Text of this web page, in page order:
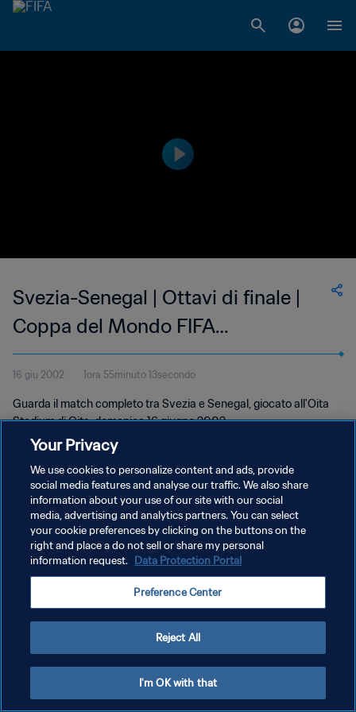
Svezia-Senegal | Ottavi di finale |
Coppa del Mondo FIFA
Corea/Giappone 2002 | Match
completo
16 giu 2002 1ora 55minuto 13secondo
Guarda il match completo tra Svezia e Senegal, giocato all'Oita
Stadium di Oita, domenica 16 giugno 2002.
PRIVACY POLICY
TERMINI DI SERVIZIO
GESTISCI LE TUE PREFERENZE PER I COOKIES
Your Privacy
We use cookies to personalize content and ads, provide
social media features and analyse our traffic. We also share
information about your use of our site with our social
media, advertising and analytics partners. You can select
your cookie preferences by clicking on the buttons on the
right and place a do not sell or share my personal
information request. Data Protection Portal
Preference Center
Reject All
I'm OK with that